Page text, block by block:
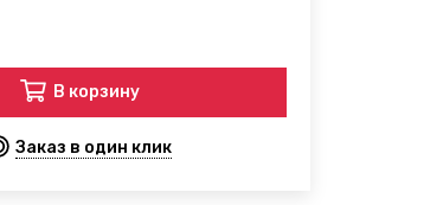
В корзину
Заказ в один клик